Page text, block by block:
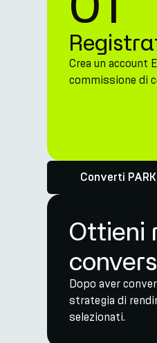
Crea un account
commissione di
Converti PARK
Ottieni
Dopo aver
strategia di
selezionati.